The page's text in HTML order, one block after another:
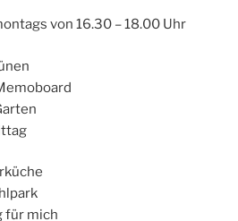
von 16.30 – 18.00 Uhr
für mich